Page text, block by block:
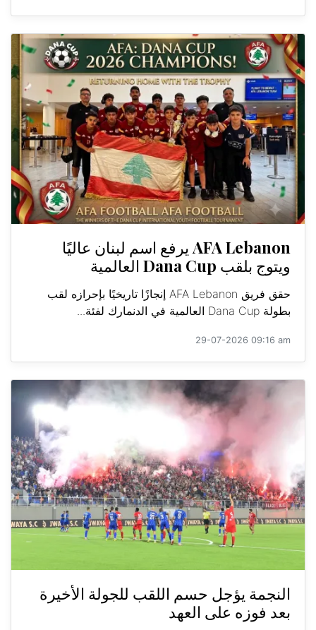
AFA Lebanon يرفع اسم لبنان عاليًا
ويتوج بلقب Dana Cup العالمية
حقق فريق AFA Lebanon إنجازًا تاريخيًا بإحرازه لقب
بطولة Dana Cup العالمية في الدنمارك لفئة...
29-07-2026 09:16 am
النجمة يؤجل حسم اللقب للجولة الأخيرة
بعد فوزه على العهد